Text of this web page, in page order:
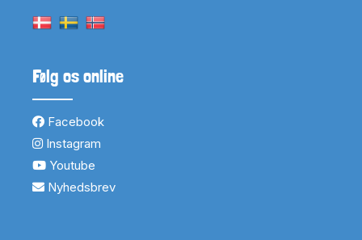
Følg os online
Facebook
Instagram
Youtube
Nyhedsbrev